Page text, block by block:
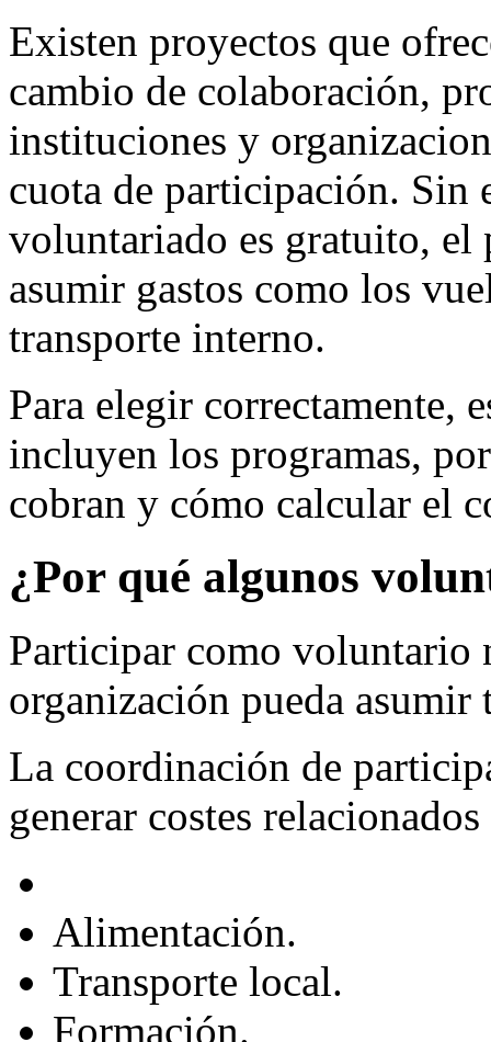
Existen proyectos que
cambio de colaboración,
instituciones y
cuota de participación. Sin
voluntariado es gratuito, el
asumir gastos como los
transporte interno.
Para elegir correctamente,
incluyen los programas,
cobran y cómo calcular el
¿Por qué algunos
Participar como voluntario
organización pueda
La coordinación de
generar costes
Alimentación.
Transporte local.
Formación.